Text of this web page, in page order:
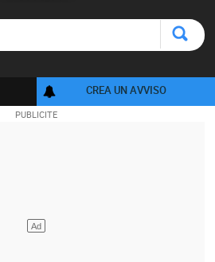
CREA UN AVVISO